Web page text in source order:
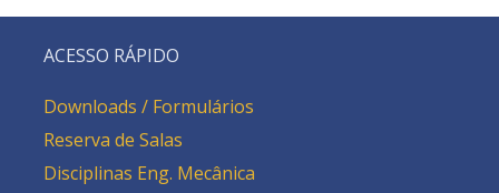
ACESSO RÁPIDO
Downloads / Formulários
Reserva de Salas
Disciplinas Eng. Mecânica